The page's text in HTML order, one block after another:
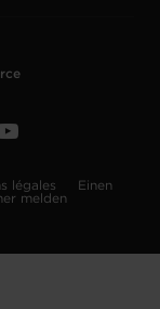
légales
Einen
melden